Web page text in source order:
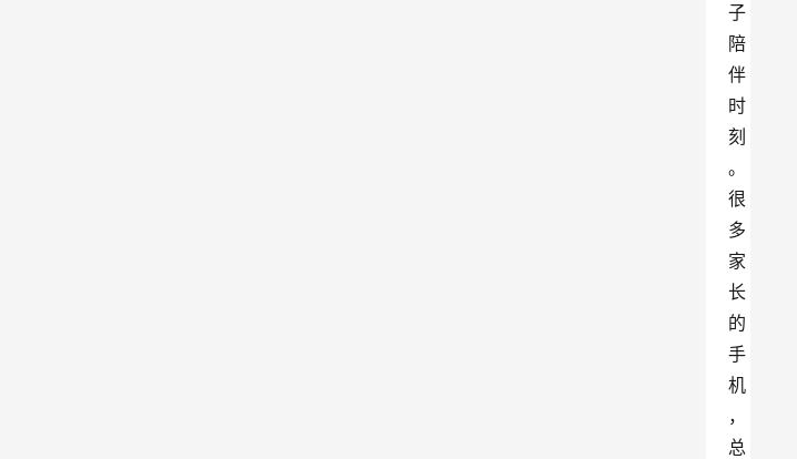
子
陪
伴
时
刻
。
很
多
家
长
的
手
机
，
总